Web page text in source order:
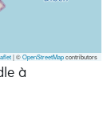
|©OpenStreetMapcontributors
à